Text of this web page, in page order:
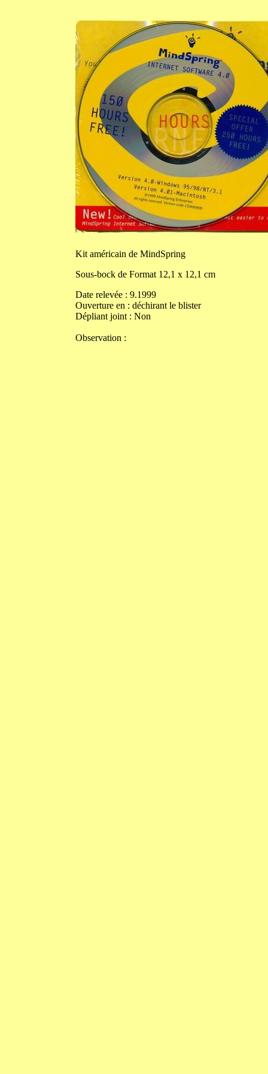
Kit américain de MindSpring
Sous-bock de Format 12,1 x 12,1 cm
Date relevée : 9.1999
Ouverture en : déchirant le blister
Dépliant joint : Non
Observation :